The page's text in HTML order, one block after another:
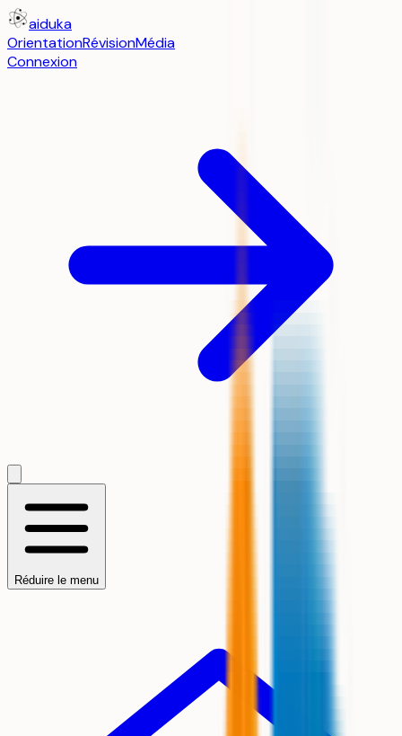
aiduka
OrientationRévisionMédia
Connexion
Réduire le menu